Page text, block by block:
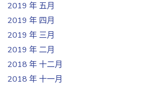
2019 年 五月
2019 年 四月
2019 年 三月
2019 年 二月
2018 年 十二月
2018 年 十一月